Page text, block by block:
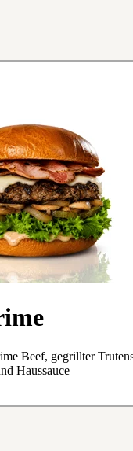
Beef, gegrillter
Haussauce